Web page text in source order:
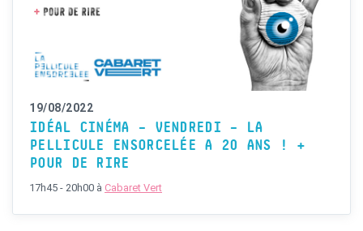
19/08/2022
IDÉAL CINÉMA – VENDREDI – LA
PELLICULE ENSORCELÉE A 20 ANS ! +
POUR DE RIRE
17h45 - 20h00 à Cabaret Vert